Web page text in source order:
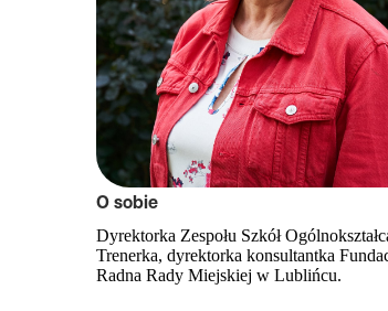
O sobie
Dyrektorka Zespołu Szkół
Trenerka, dyrektorka konsultantka
Radna Rady Miejskiej w Lublińcu.